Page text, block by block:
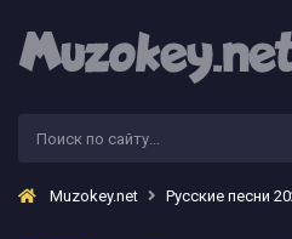
Muzokey.net Русские песни